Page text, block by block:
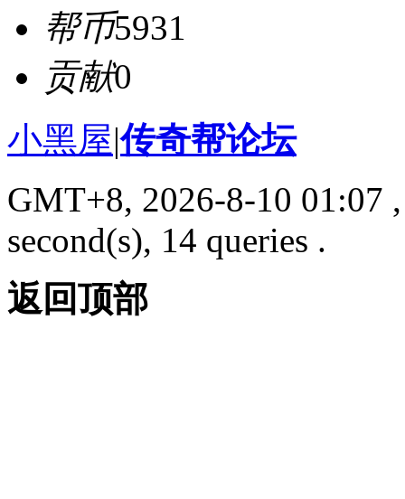
帮币5931
贡献0
小黑屋|传奇帮论坛
GMT+8, 2026-8-10 01:07
second(s), 14 queries .
返回顶部